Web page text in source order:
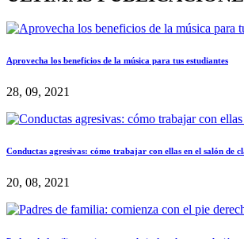
Aprovecha los beneficios de la música para tus estudiantes
28, 09, 2021
Conductas agresivas: cómo trabajar con ellas en el salón de
20, 08, 2021